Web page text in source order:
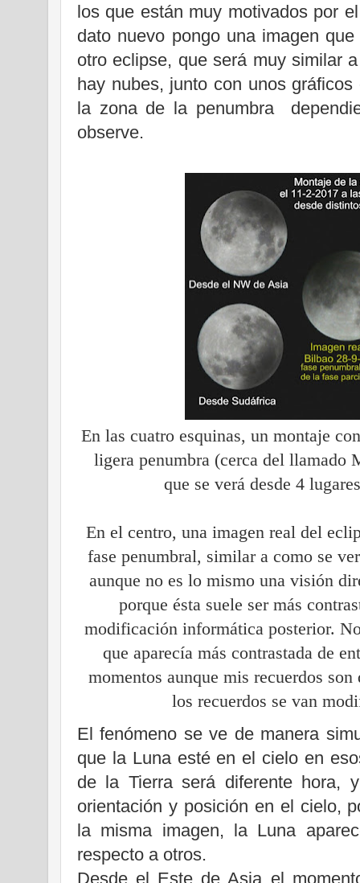
los que están muy motivados por
dato nuevo pongo una imagen
otro eclipse, que será muy similar
hay nubes, junto con unos
la zona de la penumbra
observe.
En las cuatro esquinas, un montaje
ligera penumbra (cerca del llamado
que se verá desde 4
En el centro, una imagen real del
fase penumbral, similar a como se
aunque no es lo mismo una visión
porque ésta suele ser más
modificación informática posterior.
que aparecía más contrastada de
momentos aunque mis recuerdos
los recuerdos se van
El fenómeno se ve de manera
que la Lunaesté en el cielo en
de la Tierraserá diferente hora,
orientación y posición en el cielo,
la misma imagen, la Luna
respecto a otros.
Desde el Este de Asia el